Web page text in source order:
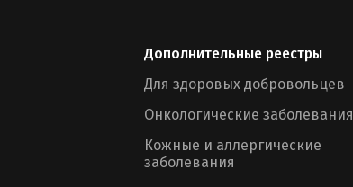
Дополнительные реестры
Для здоровых добровольцев
Онкологические заболевания
Кожные и аллергические
заболевания